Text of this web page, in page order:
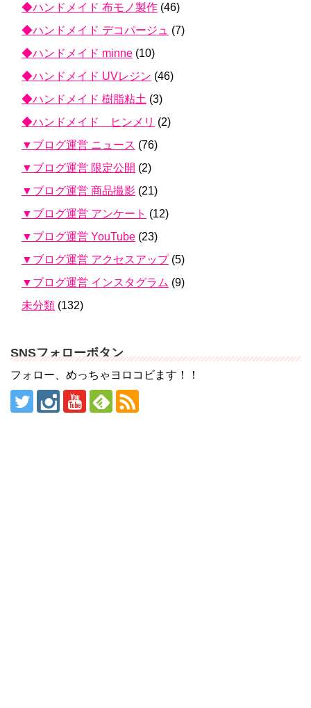
◆ハンドメイド 布モノ製作 (46)
◆ハンドメイド デコパージュ (7)
◆ハンドメイド minne (10)
◆ハンドメイド UVレジン (46)
◆ハンドメイド 樹脂粘土 (3)
◆ハンドメイド ヒンメリ (2)
▼ブログ運営 ニュース (76)
▼ブログ運営 限定公開 (2)
▼ブログ運営 商品撮影 (21)
▼ブログ運営 アンケート (12)
▼ブログ運営 YouTube (23)
▼ブログ運営 アクセスアップ(5)
▼ブログ運営 インスタグラム (9)
未分類 (132)
SNSフォローボタン
フォロー、めっちゃヨロコビます！！